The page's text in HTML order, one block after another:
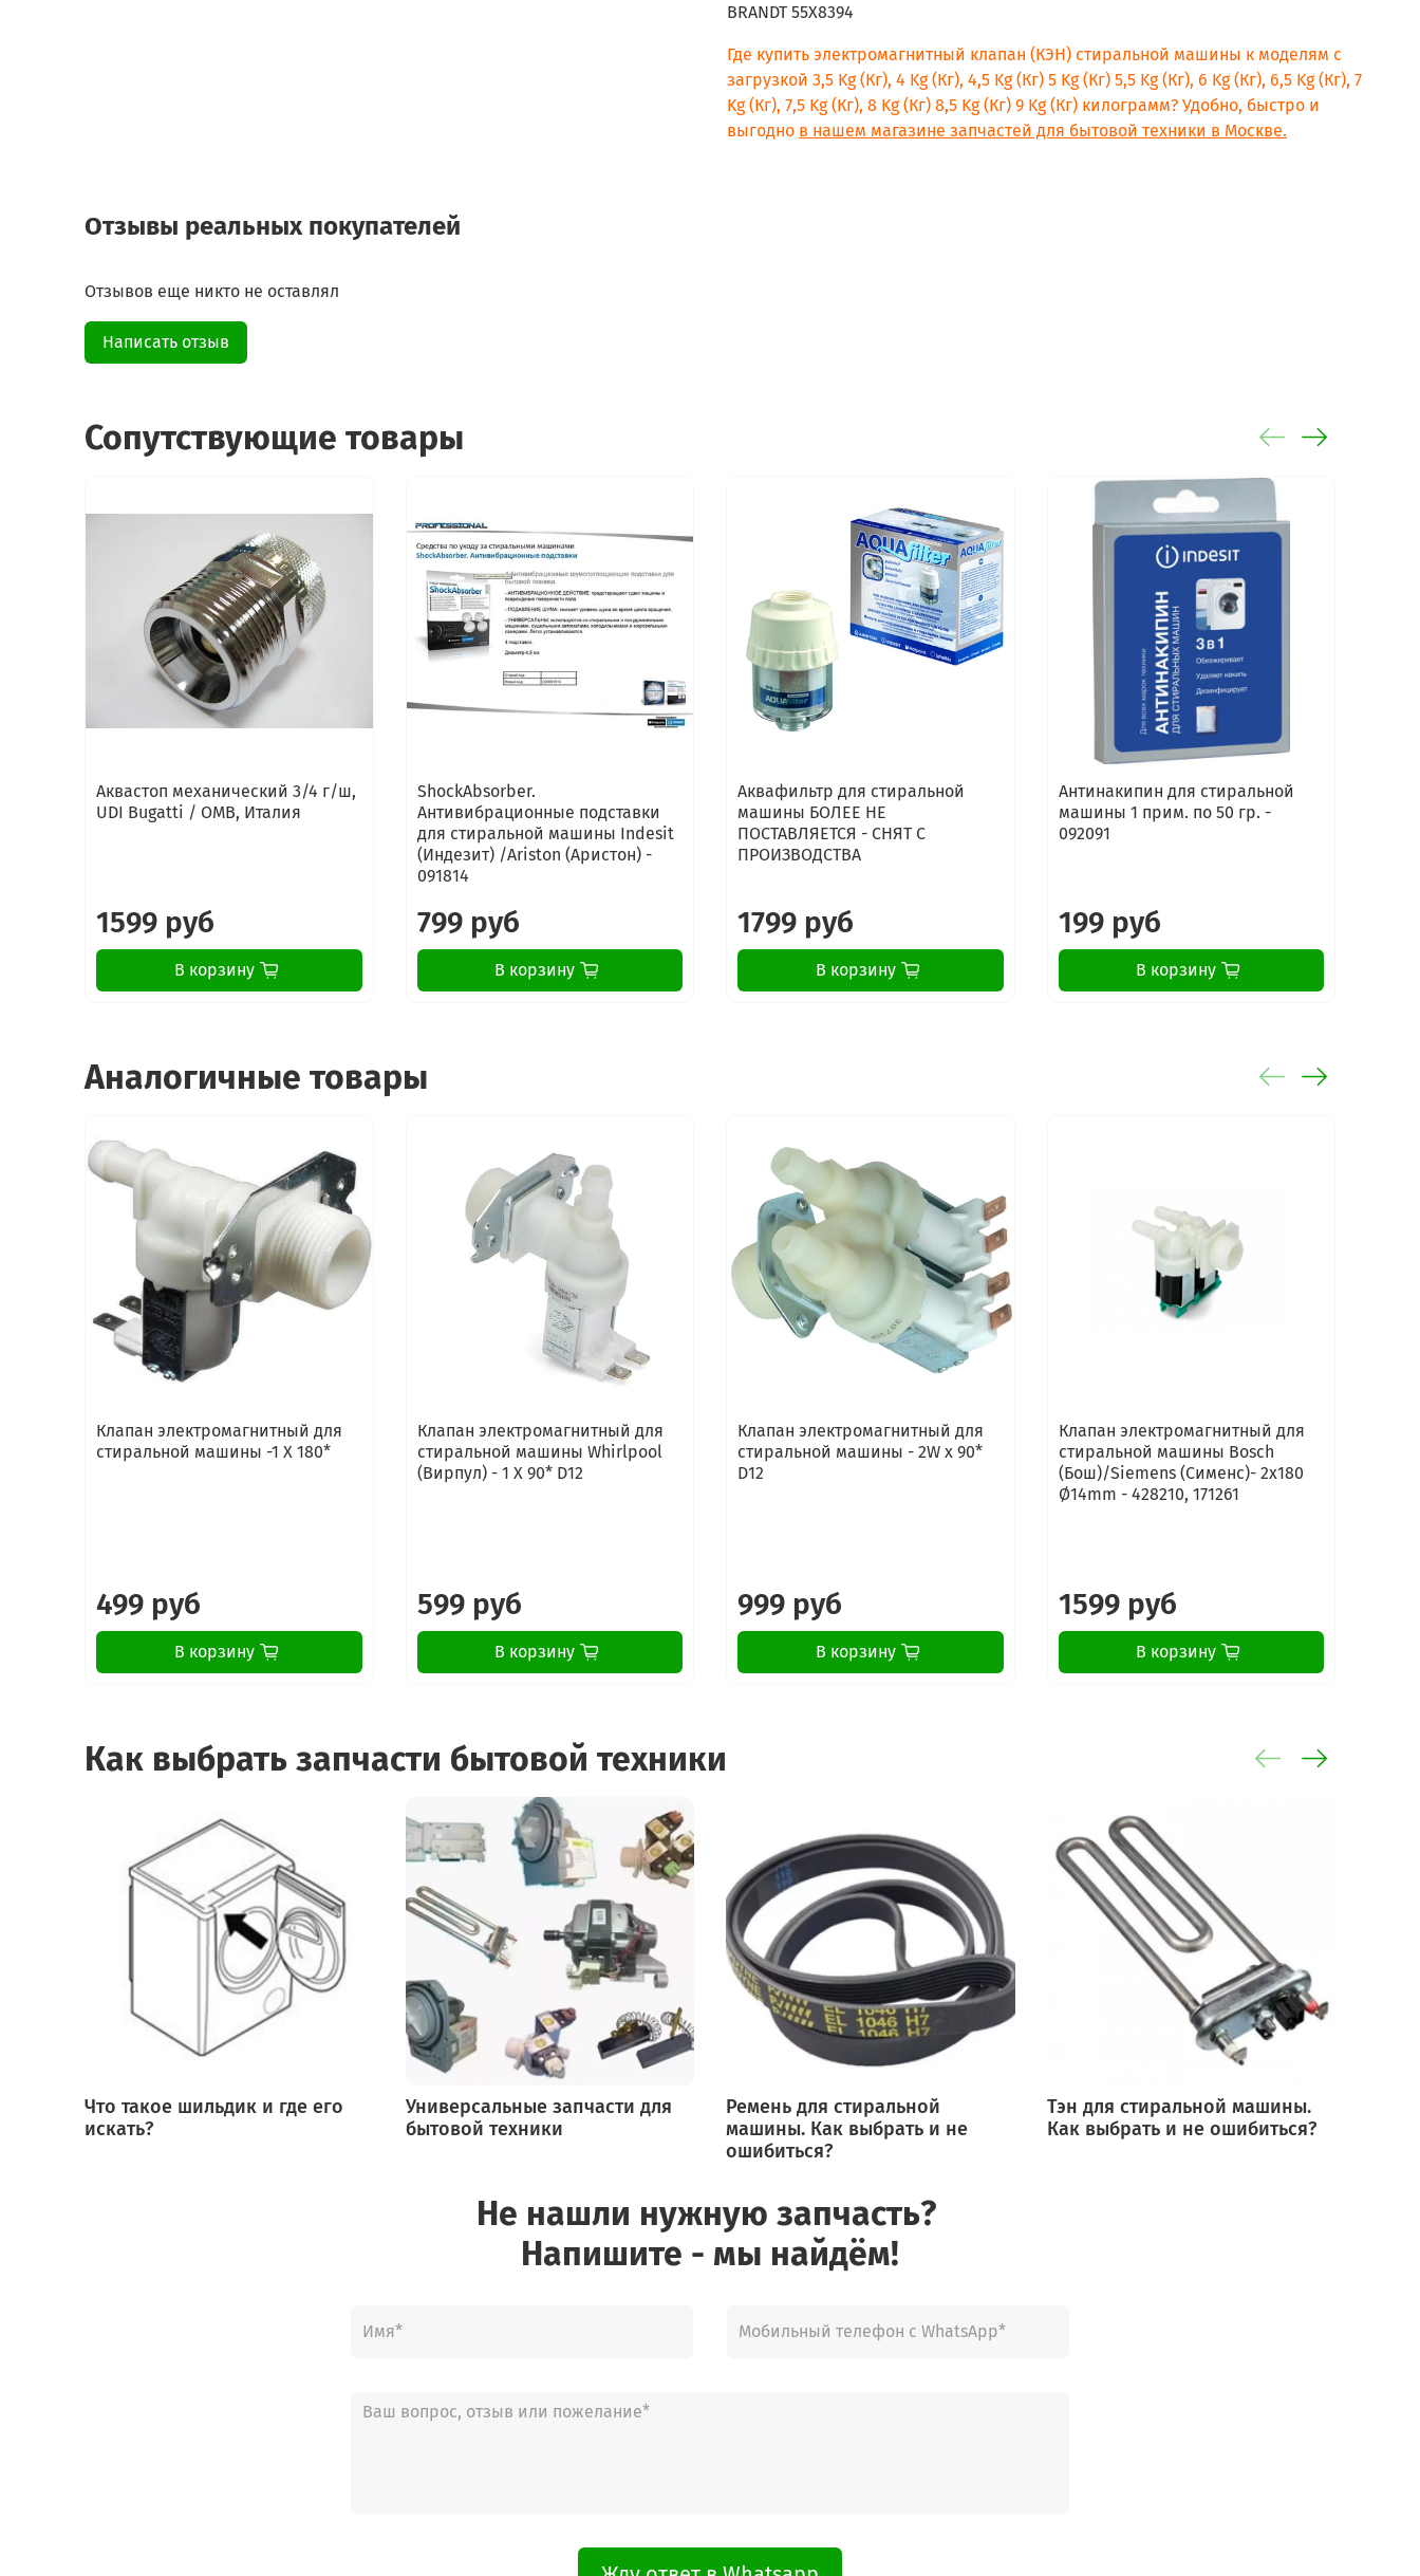
BRANDT 55X8394
Где купить электромагнитный клапан (КЭН) стиральной машины к моделям с
загрузкой 3,5 Kg (Кг), 4 Kg (Кг), 4,5 Kg (Кг) 5 Kg (Кг) 5,5 Kg (Кг), 6 Kg (Кг), 6,5 Kg (Кг), 7
Kg (Кг), 7,5 Kg (Кг), 8 Kg (Кг) 8,5 Kg (Кг) 9 Kg (Кг) килограмм? Удобно, быстро и
выгодно в нашем магазине запчастей для бытовой техники в Москве.
Отзывы реальных покупателей
Отзывов еще никто не оставлял
Написать отзыв
Сопутствующие товары
Аквастоп механический 3/4 г/ш,
UDI Bugatti / OMB, Италия
1599 руб
В корзину
ShockAbsorber.
Антивибрационные подставки
для стиральной машины Indesit
(Индезит) /Ariston (Аристон) -
091814
799 руб
В корзину
Аквафильтр для стиральной
машины БОЛЕЕ НЕ
ПОСТАВЛЯЕТСЯ - СНЯТ С
ПРОИЗВОДСТВА
1799 руб
В корзину
Антинакипин для стиральной
машины 1 прим. по 50 гр. -
092091
199 руб
В корзину
Аналогичные товары
Клапан электромагнитный для
стиральной машины -1 Х 180*
499 руб
В корзину
Клапан электромагнитный для
стиральной машины Whirlpool
(Вирпул) - 1 Х 90* D12
599 руб
В корзину
Клапан электромагнитный для
стиральной машины - 2W x 90*
D12
999 руб
В корзину
Клапан электромагнитный для
стиральной машины Bosch
(Бош)/Siemens (Сименс)- 2x180
Ø14mm - 428210, 171261
1599 руб
В корзину
Как выбрать запчасти бытовой техники
Что такое шильдик и где его
искать?
Универсальные запчасти для
бытовой техники
Ремень для стиральной
машины. Как выбрать и не
ошибиться?
Тэн для стиральной машины.
Как выбрать и не ошибиться?
Не нашли нужную запчасть?
Напишите - мы найдём!